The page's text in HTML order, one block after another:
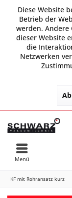
Diese Website
Betrieb der
werden. Andere
dieser Website
die
Netzwerken
Menü
KF mit Rohransatz kurz